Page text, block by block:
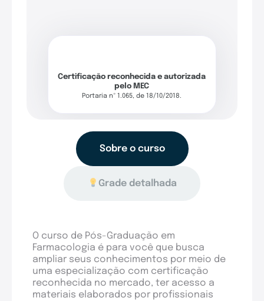
Certificação reconhecida e autorizada
pelo MEC
Portaria nº 1.065, de 18/10/2018.
Sobre o curso
Grade detalhada
O curso de Pós-Graduação em
Farmacologia é para você que busca
ampliar seus conhecimentos por meio de
uma especialização com certificação
reconhecida no mercado, ter acesso a
materiais elaborados por profissionais